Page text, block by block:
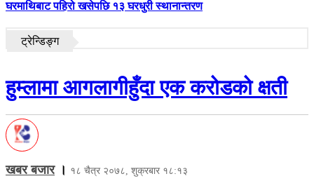
घरमाथिबाट पहिरो खसेपछि १३ घरधुरी स्थानान्तरण
ट्रेन्डिङ्ग
हुम्लामा आगलागीहुँदा एक करोडको क्षती
खबर बजार। १८ चैत्र २०७८, शुक्रबार १८:१३